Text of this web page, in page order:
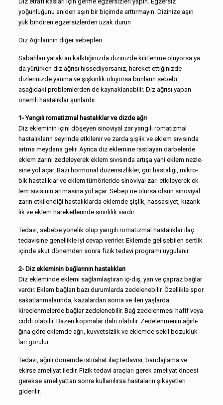
yoğunluğunu aniden aşırı bir biçimde arttırmayın. Dizinize aşırı
yük bindiren egzersizlerden uzak durun
Diz Ağrılarının diğer sebepleri
Sabahları yataktan kalktığınızda dizinizde kilitlenme oluyorsa ya
da yürürken diz ağrısı hissediyorsanız, hareket ettiğinizde
dizlerinizde yanma ve şişkinlik oluyorsa bunların sebebi
aşağıdaki problemlerden de kaynaklanabilir. Diz ağrısı yapan
önemli hastalıklar şunlardır.
1- Yangılı romatizmal hastalıklar ve dizde ağrı
Diz ekleminin içini döşeyen sinoviyal zar yangılı romatizmal
hastalıkların seyrinde etkilenir ve zarda şişlik ve eklem sıvısında
artma meydana gelir. Ayrıca diz eklemine rastlayan darbelerde
eklem zarını zedeleyerek eklem sıvısında artışa yani eklem nezle­
sine yol açar. Bazı hormonal düzensizlikler, gut hastalığı, mikro­
bik hastalıklar ve eklem tümörleride sinoviyal zarı etkileyerek ek­
lem sıvısının artmasına yol açar. Sebep ne olursa olsun sinoviyal
zarın etkilendiği hastalıklarda eklemde şişlik, hassasiyet, kızarık­
lık ve eklem hareketlerinde sınırlılık vardır.
Tedavi, sebebe yönelik olup yangılı romatizmal hastalıklar ilaç
tedavisine genellikle iyi cevap verirler. Eklemde gelişebilen sertlik
içinde akut dönemden sonra fizik tedavi programı uygulanır.
2- Diz ekleminin bağlarının hastalıkları
Diz ekleminde eklemi sağlamlaştıran iç-dış, yan ve çapraz bağlar
vardır. Eklem bağları bazı durumlarda zedelenebilir. Özel­likle spor
sakatlanmalarında, kazalardan sonra ve ileri yaşlarda
kireçlenmelerde bağlar zedelenebilir. Bağ zedelenmesi hafif veya
ciddi olabilir. Bazen kopmalar dahi olabilir. Zedelenmenin ağırlı­
ğına göre eklemde ağrı, kuvvetsizlik ve eklemde şekil bozukluk­
ları görülür.
Tedavi, ağrılı dönemde istirahat ilaç tedavisi, bandajlama ve
ekirse ameliyat iledir. Fizik tedavi araçları gerek ameliyat ön­cesi
gerekse ameliyattan sonra kullanılırsa hastaların şikayetleri
giderilir.